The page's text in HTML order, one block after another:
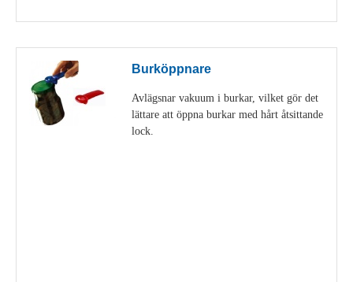
Burköppnare
Avlägsnar vakuum i burkar, vilket gör det
lättare att öppna burkar med hårt åtsittande
lock.